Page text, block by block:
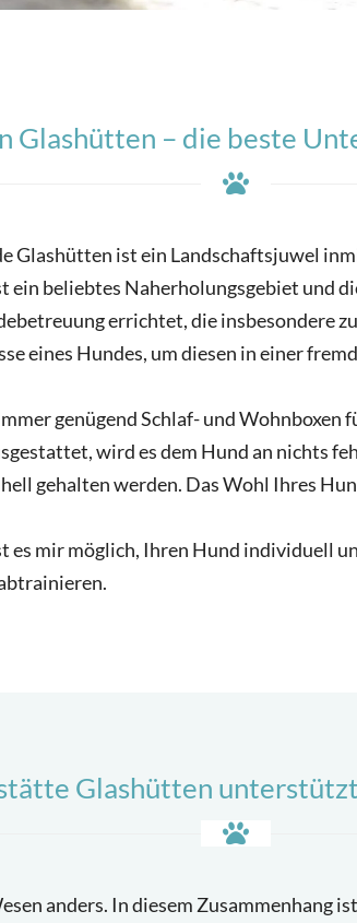
Glashütten – die beste
Glashütten ist ein Landschaftsjuwel
beliebtes Naherholungsgebiet und
errichtet, die insbesondere
eines Hundes, um diesen in einer
genügend Schlaf- und
wird es dem Hund an nichts
gehalten werden. Das Wohl Ihres
mir möglich, Ihren Hund individuell
Glashütten
anders. In diesem Zusammenhang